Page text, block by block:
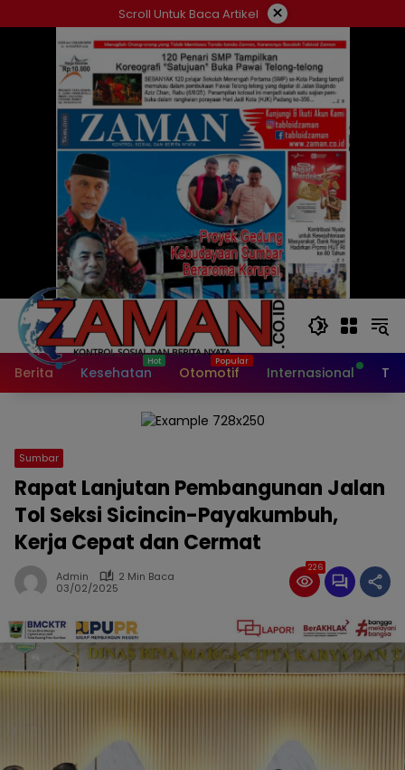
ke
Scroll Untuk Baca Artikel ×
Berita Kesehatan Otomotif Internasional
Sumbar
Rapat Lanjutan Pembangunan Jalan
Tol Seksi Sicincin-Payakumbuh,
Kerja Cepat dan Cermat
Admin
2 Min Baca
03/02/2025
226